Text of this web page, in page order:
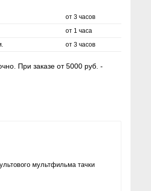
от 3 часов
от 1 часа
от 3 часов
При заказе от 5000 руб. -
мультфильма тачки